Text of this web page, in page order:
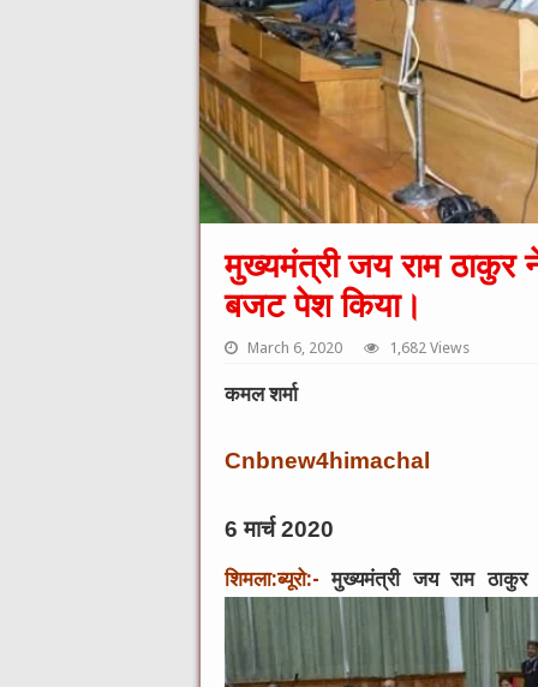
मुख्यमंत्री जय राम
बजट पेश किया।
March 6, 2020 1,682 Views
कमल शर्मा
Cnbnew4himachal
6 मार्च 2020
शिमला:ब्यूरो:- मुख्यमंत्री जय राम